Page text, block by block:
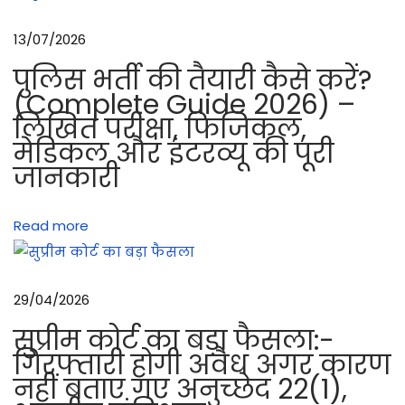
वा
ले
टें
ट
औ
र
न
के
थ
आ
ने
वा
13/07/2026
पुलिस भर्ती की तैयारी कैसे करें?
(Complete Guide 2026) –
लिखित परीक्षा, फिजिकल,
मेडिकल और इंटरव्यू की पूरी
जानकारी
Read more
29/04/2026
सुप्रीम कोर्ट का बड़ा फैसला:-
गिरफ्तारी होगी अवैध अगर कारण
नहीं बताए गए अनुच्छेद 22(1),